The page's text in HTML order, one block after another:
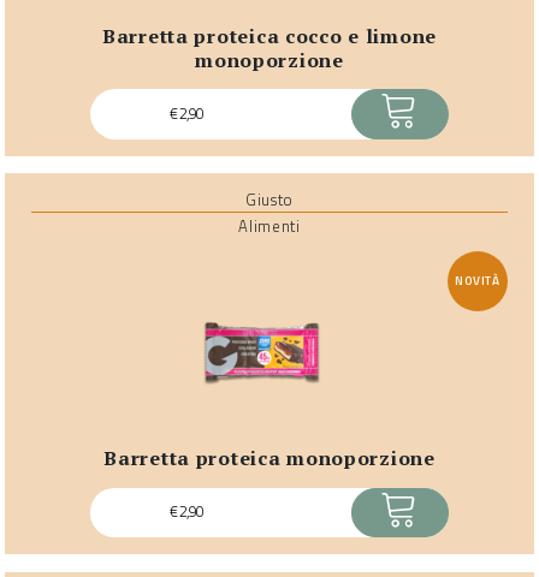
barretta proteica cocco e limone
monoporzione
€2,90 ACQUISTA
Giusto
Alimenti
NOVITÀ
barretta proteica monoporzione
€2,90 ACQUISTA